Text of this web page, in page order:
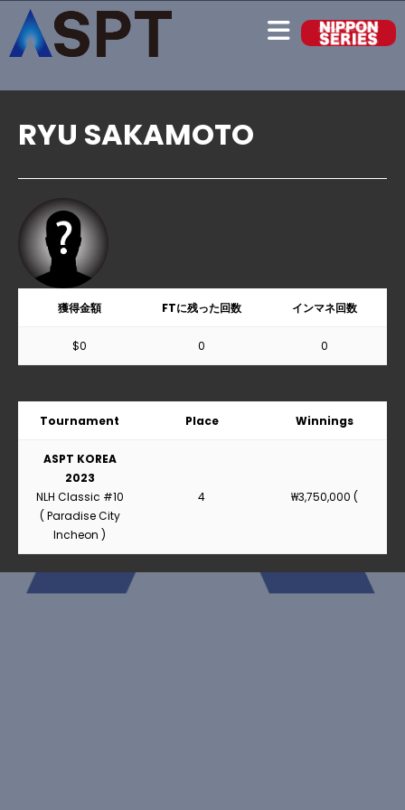
RYU SAKAMOTO
獲得金額 FTに残った回数 インマネ回数
$0 0 0
Tournament Place Winnings
ASPT KOREA
2023
NLH Classic #10
( Paradise City
Incheon )
4 ₩3,750,000 (